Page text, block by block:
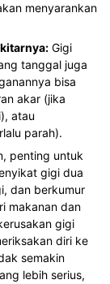
menyarankan
Gigi
tanggal juga
bisa
akar (jika
atau
parah).
penting untuk
gigi dua
dan berkumur
makanan dan
gigi
diri ke
semakin
lebih serius,